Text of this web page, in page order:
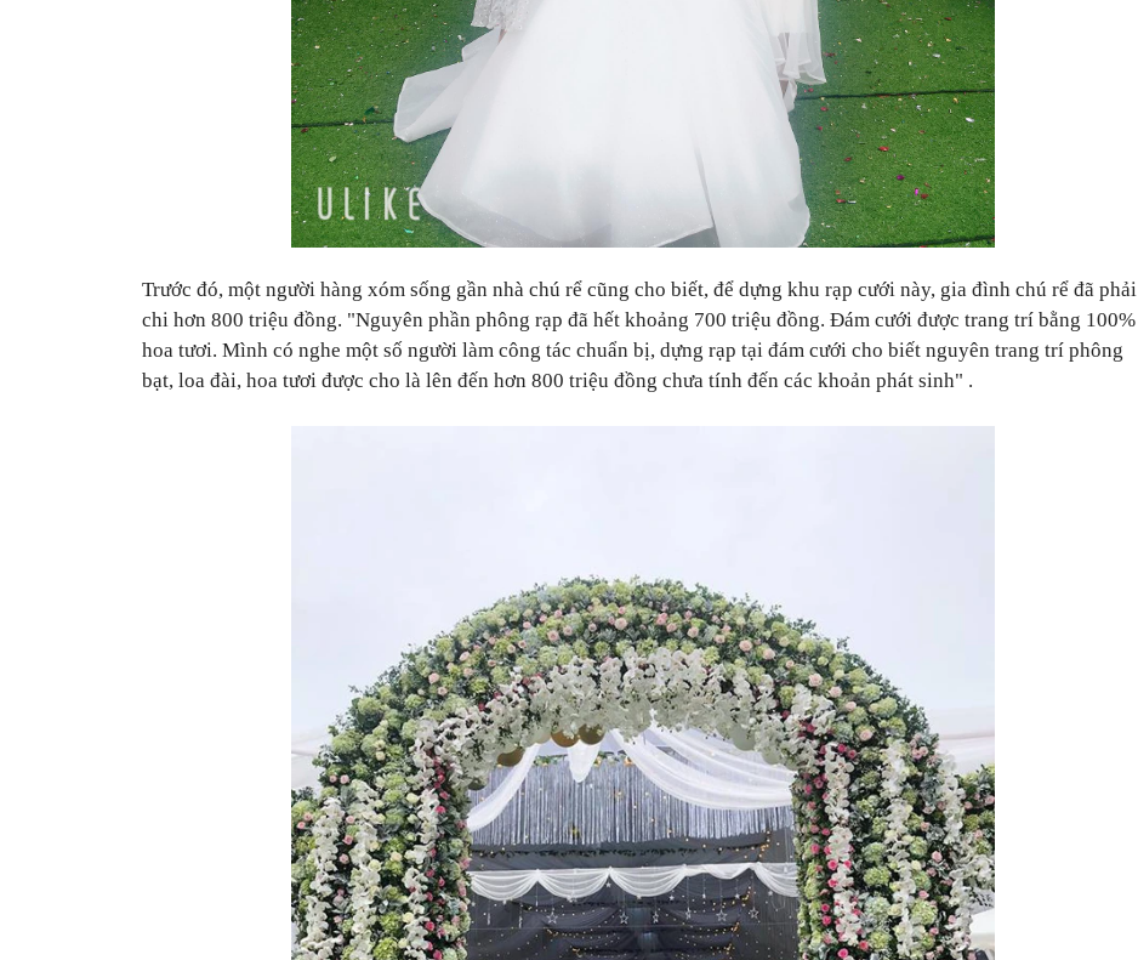
Trước đó, một người hàng xóm sống gần nhà chú rể cũng cho biết, để dựng khu rạp cưới này, gia đình chú rể đã phải
chi hơn 800 triệu đồng. "Nguyên phần phông rạp đã hết khoảng 700 triệu đồng. Đám cưới được trang trí bằng 100%
hoa tươi. Mình có nghe một số người làm công tác chuẩn bị, dựng rạp tại đám cưới cho biết nguyên trang trí phông
bạt, loa đài, hoa tươi được cho là lên đến hơn 800 triệu đồng chưa tính đến các khoản phát sinh" .